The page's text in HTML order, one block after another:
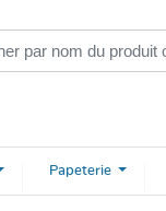
Papeterie